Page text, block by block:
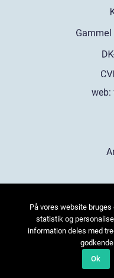
web:
På vores website
statistik og
information deles med
Ok